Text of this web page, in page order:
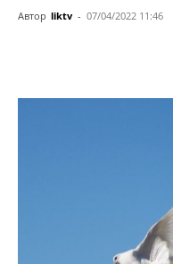
Автор liktv - 07/04/2022 11:46